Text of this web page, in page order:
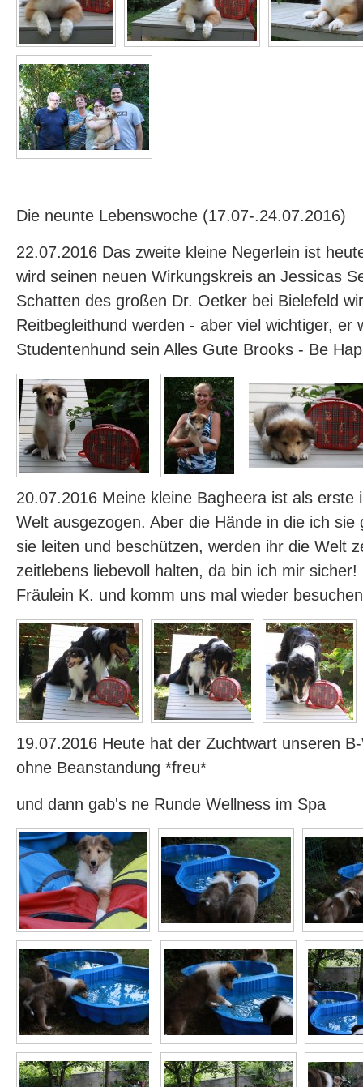
Die neunte Lebenswoche (17.07-.24.07.2016)
22.07.2016 Das zweite kleine Negerlein ist
wird seinen neuen Wirkungskreis an Jessicas
Schatten des großen Dr. Oetker bei Bielefeld
Reitbegleithund werden - aber viel wichtiger, er
Studentenhund sein Alles Gute Brooks - Be
20.07.2016 Meine kleine Bagheera ist als erste
Welt ausgezogen. Aber die Hände in die ich sie
sie leiten und beschützen, werden ihr die Welt
zeitlebens liebevoll halten, da bin ich mir
Fräulein K. und komm uns mal wieder
19.07.2016 Heute hat der Zuchtwart unseren
ohne Beanstandung *freu*
und dann gab's ne Runde Wellness im Spa